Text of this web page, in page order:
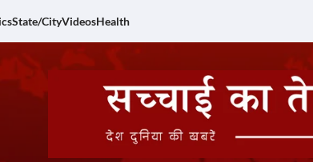
State/CityVideosHealth